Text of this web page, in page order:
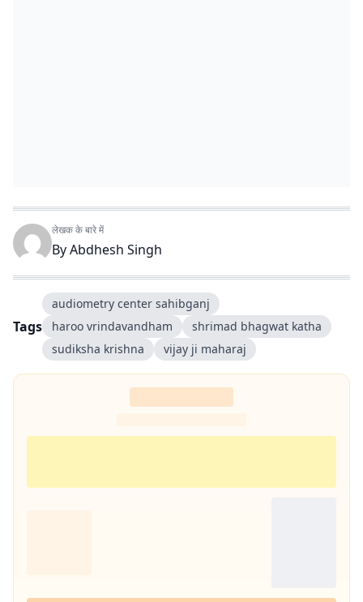
लेखक के बारे में
ByAbdhesh Singh
Tags
audiometry center sahibganj
haroo vrindavandham
shrimad bhagwat katha
sudiksha krishna
vijay ji maharaj